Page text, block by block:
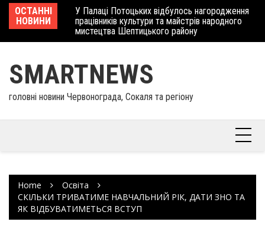
Skip
content
ОСТАННІ
НОВИНИ
У Палаці Потоцьких відбулось нагородження
працівників культури та майстрів народного
мистецтва Шептицького району
SMARTNEWS
головні новини Червонограда, Сокаля та регіону
Home
Освіта
СКІЛЬКИ ТРИВАТИМЕ НАВЧАЛЬНИЙ РІК, ДАТИ ЗНО ТА
ЯК ВІДБУВАТИМЕТЬСЯ ВСТУП